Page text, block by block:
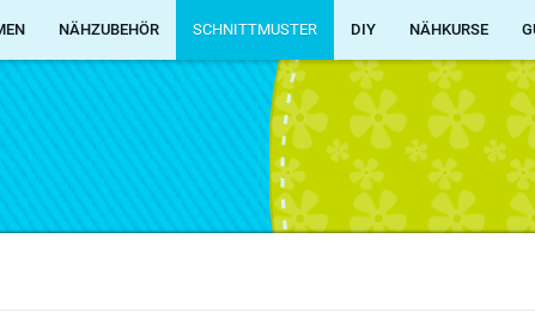
NÄHZUBEHÖR SCHNITTMUSTER DIY NÄHKURSE